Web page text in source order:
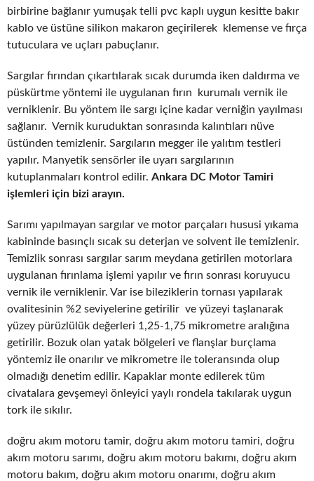
birbirine bağlanır yumuşak telli pvc kaplı uygun kesitte bakır
kablo ve üstüne silikon makaron geçirilerek klemense ve fırça
tutuculara ve uçları pabuçlanır.
Sargılar fırından çıkartılarak sıcak durumda iken daldırma ve
püskürtme yöntemi ile uygulanan fırın kurumalı vernik ile
verniklenir. Bu yöntem ile sargı içine kadar verniğin yayılması
sağlanır. Vernik kuruduktan sonrasında kalıntıları nüve
üstünden temizlenir. Sargıların megger ile yalıtım testleri
yapılır. Manyetik sensörler ile uyarı sargılarının
kutuplanmaları kontrol edilir. Ankara DC Motor Tamiri
işlemleri için bizi arayın.
Sarımı yapılmayan sargılar ve motor parçaları hususi yıkama
kabininde basınçlı sıcak su deterjan ve solvent ile temizlenir.
Temizlik sonrası sargılar sarım meydana getirilen motorlara
uygulanan fırınlama işlemi yapılır ve fırın sonrası koruyucu
vernik ile verniklenir. Var ise bileziklerin tornası yapılarak
ovalitesinin %2 seviyelerine getirilir ve yüzeyi taşlanarak
yüzey pürüzlülük değerleri 1,25-1,75 mikrometre aralığına
getirilir. Bozuk olan yatak bölgeleri ve flanşlar burçlama
yöntemiz ile onarılır ve mikrometre ile toleransında olup
olmadığı denetim edilir. Kapaklar monte edilerek tüm
civatalara gevşemeyi önleyici yaylı rondela takılarak uygun
tork ile sıkılır.
doğru akım motoru tamir, doğru akım motoru tamiri, doğru
akım motoru sarımı, doğru akım motoru bakımı, doğru akım
motoru bakım, doğru akım motoru onarımı, doğru akım